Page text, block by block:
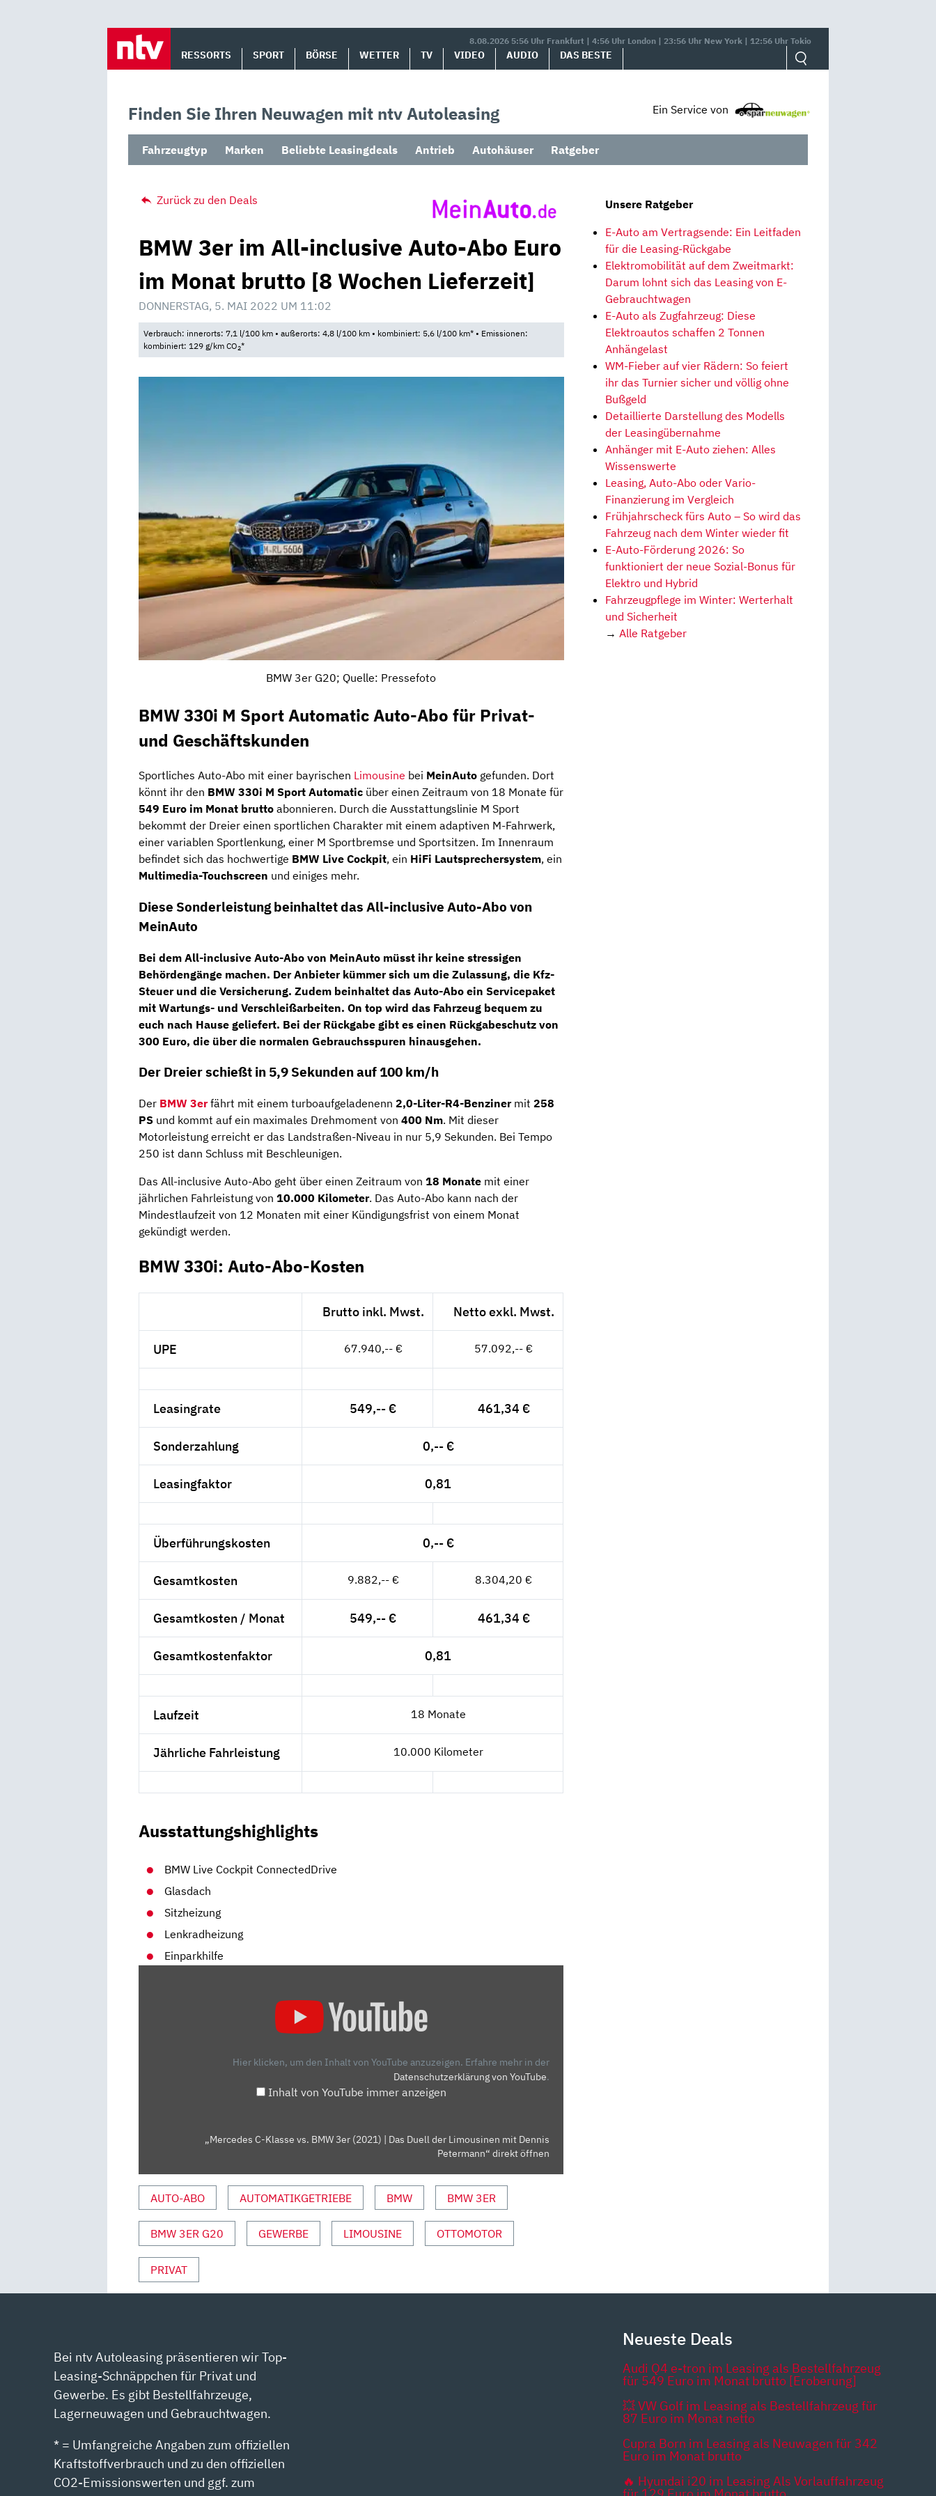
8.08.2026 5:56 Uhr Frankfurt | 4:56 Uhr London | 23:56 Uhr New York | 12:56 Uhr Tokio
RESSORTS SPORT BÖRSE WETTER TV VIDEO AUDIO DAS BESTE
Finden Sie Ihren Neuwagen mit ntv Autoleasing Ein Service von
Fahrzeugtyp Marken Beliebte Leasingdeals Antrieb Autohäuser Ratgeber
Zurück zu den Deals
BMW 3er im All-inclusive Auto-Abo Euro
im Monat brutto [8 Wochen Lieferzeit]
DONNERSTAG, 5. MAI 2022 UM 11:02
Verbrauch: innerorts: 7,1 l/100 km • außerorts: 4,8 l/100 km • kombiniert: 5,6 l/100 km* • Emissionen:
kombiniert: 129 g/km CO2*
BMW 3er G20; Quelle: Pressefoto
BMW 330i M Sport Automatic Auto-Abo für Privat-
und Geschäftskunden
Sportliches Auto-Abo mit einer bayrischen Limousine bei MeinAuto gefunden. Dort
könnt ihr den BMW 330i M Sport Automatic über einen Zeitraum von 18 Monate für
549 Euro im Monat brutto abonnieren. Durch die Ausstattungslinie M Sport
bekommt der Dreier einen sportlichen Charakter mit einem adaptiven M-Fahrwerk,
einer variablen Sportlenkung, einer M Sportbremse und Sportsitzen. Im Innenraum
befindet sich das hochwertige BMW Live Cockpit, ein HiFi Lautsprechersystem, ein
Multimedia-Touchscreen und einiges mehr.
Diese Sonderleistung beinhaltet das All-inclusive Auto-Abo von
MeinAuto
Bei dem All-inclusive Auto-Abo von MeinAuto müsst ihr keine stressigen
Behördengänge machen. Der Anbieter kümmer sich um die Zulassung, die Kfz-
Steuer und die Versicherung. Zudem beinhaltet das Auto-Abo ein Servicepaket
mit Wartungs- und Verschleißarbeiten. On top wird das Fahrzeug bequem zu
euch nach Hause geliefert. Bei der Rückgabe gibt es einen Rückgabeschutz von
300 Euro, die über die normalen Gebrauchsspuren hinausgehen.
Der Dreier schießt in 5,9 Sekunden auf 100 km/h
Der BMW 3er fährt mit einem turboaufgeladenenn 2,0-Liter-R4-Benzinermit 258
PS und kommt auf ein maximales Drehmoment von 400 Nm. Mit dieser
Motorleistung erreicht er das Landstraßen-Niveau in nur 5,9 Sekunden. Bei Tempo
250 ist dann Schluss mit Beschleunigen.
Das All-inclusive Auto-Abo geht über einen Zeitraum von 18 Monate mit einer
jährlichen Fahrleistung von 10.000 Kilometer. Das Auto-Abo kann nach der
Mindestlaufzeit von 12 Monaten mit einer Kündigungsfrist von einem Monat
gekündigt werden.
BMW 330i: Auto-Abo-Kosten
Brutto inkl. Mwst. Netto exkl. Mwst.
UPE 67.940,-- € 57.092,-- €
Leasingrate 549,-- € 461,34 €
Sonderzahlung 0,-- €
Leasingfaktor 0,81
Überführungskosten 0,-- €
Gesamtkosten 9.882,-- € 8.304,20 €
Gesamtkosten / Monat 549,-- € 461,34 €
Gesamtkostenfaktor 0,81
Laufzeit 18 Monate
Jährliche Fahrleistung 10.000 Kilometer
Ausstattungshighlights
BMW Live Cockpit ConnectedDrive
Glasdach
Sitzheizung
Lenkradheizung
Einparkhilfe
LIMOUSINEN
DENNIS
PETERMANN“
VON
YOUTUBE
ANZEIGEN
Hier klicken, um den Inhalt von YouTube anzuzeigen. Erfahre mehr in der
Datenschutzerklärung von YouTube.
Inhalt von YouTube immer anzeigen
„Mercedes C-Klasse vs. BMW 3er (2021) | Das Duell der Limousinen mit Dennis
Petermann“ direkt öffnen
AUTO-ABO AUTOMATIKGETRIEBE BMW BMW 3ER
BMW 3ER G20 GEWERBE LIMOUSINE OTTOMOTOR
PRIVAT
Unsere Ratgeber
E-Auto am Vertragsende: Ein Leitfaden
für die Leasing-Rückgabe
Elektromobilität auf dem Zweitmarkt:
Darum lohnt sich das Leasing von E-
Gebrauchtwagen
E-Auto als Zugfahrzeug: Diese
Elektroautos schaffen 2 Tonnen
Anhängelast
WM-Fieber auf vier Rädern: So feiert
ihr das Turnier sicher und völlig ohne
Bußgeld
Detaillierte Darstellung des Modells
der Leasingübernahme
Anhänger mit E-Auto ziehen: Alles
Wissenswerte
Leasing, Auto-Abo oder Vario-
Finanzierung im Vergleich
Frühjahrscheck fürs Auto – So wird das
Fahrzeug nach dem Winter wieder fit
E-Auto-Förderung 2026: So
funktioniert der neue Sozial-Bonus für
Elektro und Hybrid
Fahrzeugpflege im Winter: Werterhalt
und Sicherheit
→ Alle Ratgeber
Bei ntv Autoleasing präsentieren wir Top-
Leasing-Schnäppchen für Privat und
Gewerbe. Es gibt Bestellfahrzeuge,
Lagerneuwagen und Gebrauchtwagen.
* = Umfangreiche Angaben zum offiziellen
Kraftstoffverbrauch und zu den offiziellen
CO2-Emissionswerten und ggf. zum
Neueste Deals
Audi Q4 e-tron im Leasing als Bestellfahrzeug
für 549 Euro im Monat brutto [Eroberung]
💥 VW Golf im Leasing als Bestellfahrzeug für
87 Euro im Monat netto
Cupra Born im Leasing als Neuwagen für 342
Euro im Monat brutto
🔥 Hyundai i20 im Leasing Als Vorlauffahrzeug